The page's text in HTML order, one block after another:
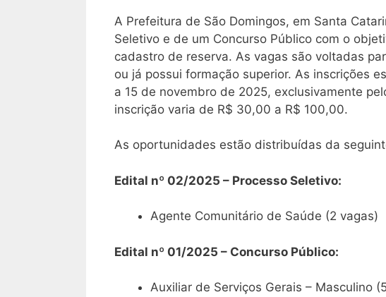
A Prefeitura de São Domingos, em Santa
Seletivo e de um Concurso Público com o
cadastro de reserva. As vagas são voltadas
ou já possui formação superior. As inscrições
a 15 de novembro de 2025, exclusivamente
inscrição varia de R$ 30,00 a R$ 100,00.
As oportunidades estão distribuídas da
Edital nº 02/2025 – Processo Seletivo:
Agente Comunitário de Saúde (2 vagas)
Edital nº 01/2025 – Concurso Público:
Auxiliar de Serviços Gerais – Masculino